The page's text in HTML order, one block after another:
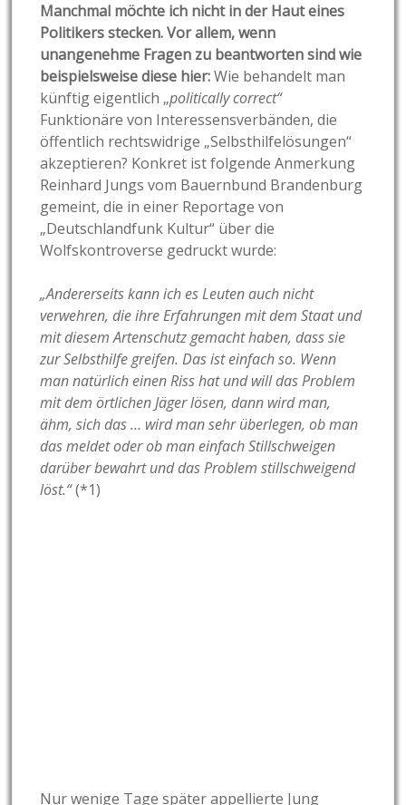
Manchmal möchte ich nicht in der Haut eines
Politikers stecken. Vor allem, wenn
unangenehme Fragen zu beantworten sind wie
beispielsweise diese hier:Wie behandelt man
künftig eigentlich „politically correct“
Funktionäre von Interessensverbänden, die
öffentlich rechtswidrige „Selbsthilfelösungen“
akzeptieren? Konkret ist folgende Anmerkung
Reinhard Jungs vom Bauernbund Brandenburg
gemeint, die in einer Reportage von
„Deutschlandfunk Kultur“ über die
Wolfskontroverse gedruckt wurde:
„Andererseits kann ich es Leuten auch nicht
verwehren, die ihre Erfahrungen mit dem Staat und
mit diesem Artenschutz gemacht haben, dass sie
zur Selbsthilfe greifen. Das ist einfach so. Wenn
man natürlich einen Riss hat und will das Problem
mit dem örtlichen Jäger lösen, dann wird man,
ähm, sich das … wird man sehr überlegen, ob man
das meldet oder ob man einfach Stillschweigen
darüber bewahrt und das Problem stillschweigend
löst.“(*1)
Nur wenige Tage später appellierte Jung